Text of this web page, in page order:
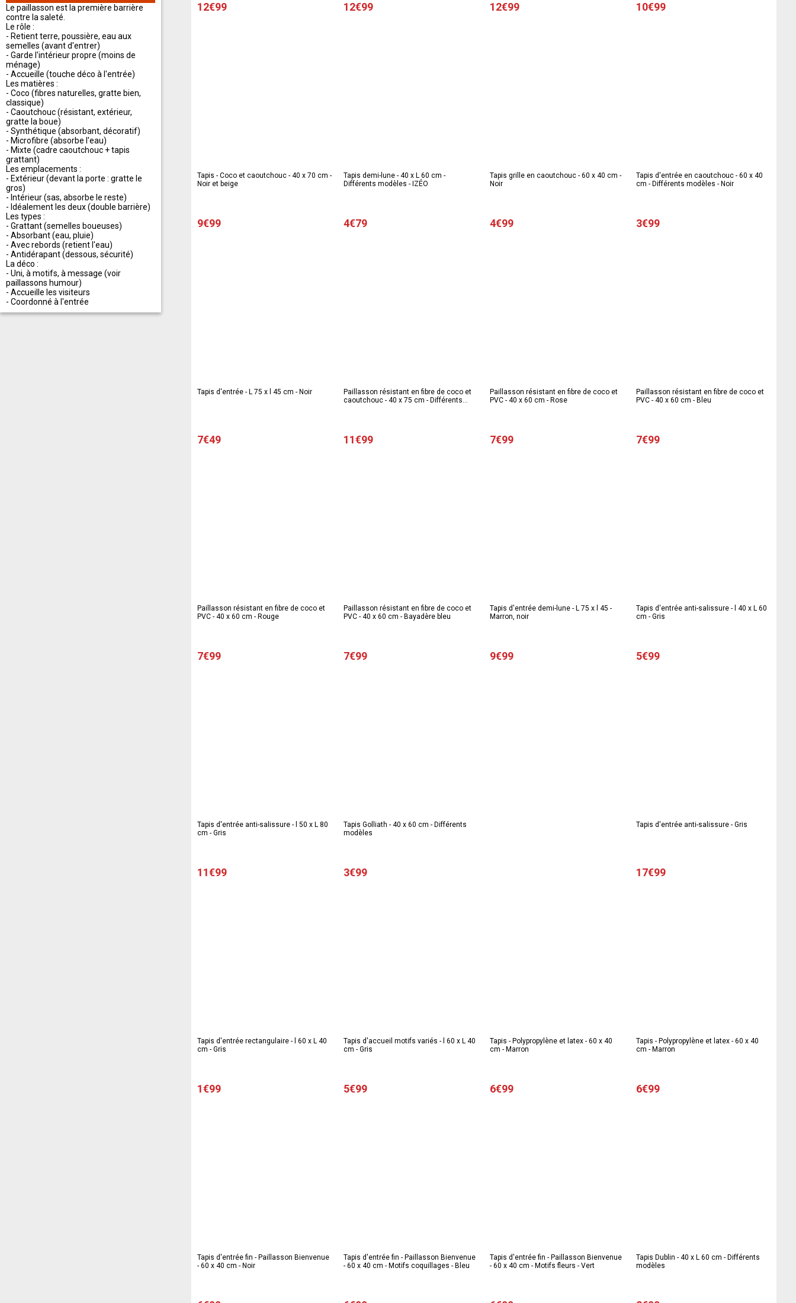
Le paillasson est la première barrière
contre la saleté.
Le rôle :
- Retient terre, poussière, eau aux
semelles (avant d'entrer)
- Garde l'intérieur propre (moins de
ménage)
- Accueille (touche déco à l'entrée)
Les matières :
- Coco (fibres naturelles, gratte bien,
classique)
- Caoutchouc (résistant, extérieur,
gratte la boue)
- Synthétique (absorbant, décoratif)
- Microfibre (absorbe l'eau)
- Mixte (cadre caoutchouc + tapis
grattant)
Les emplacements :
- Extérieur (devant la porte : gratte le
gros)
- Intérieur (sas, absorbe le reste)
- Idéalement les deux (double barrière)
Les types :
- Grattant (semelles boueuses)
- Absorbant (eau, pluie)
- Avec rebords (retient l'eau)
- Antidérapant (dessous, sécurité)
La déco :
- Uni, à motifs, à message (voir
paillassons humour)
- Accueille les visiteurs
- Coordonné à l'entrée
12€99 12€99 12€99 10€99
Tapis - Coco et caoutchouc - 40 x 70 cm -
Noir et beige
9€99
Tapis demi-lune - 40 x L 60 cm -
Différents modèles - IZÉO
4€79
Tapis grille en caoutchouc - 60 x 40 cm -
Noir
4€99
Tapis d'entrée en caoutchouc - 60 x 40
cm - Différents modèles - Noir
3€99
Tapis d'entrée - L 75 x l 45 cm - Noir
7€49
Paillasson résistant en fibre de coco et
caoutchouc - 40 x 75 cm - Différents
11€99
Paillasson résistant en fibre de coco et
PVC - 40 x 60 cm - Rose
7€99
Paillasson résistant en fibre de coco et
PVC - 40 x 60 cm - Bleu
7€99
Paillasson résistant en fibre de coco et
PVC - 40 x 60 cm - Rouge
7€99
Paillasson résistant en fibre de coco et
PVC - 40 x 60 cm - Bayadère bleu
7€99
Tapis d'entrée demi-lune - L 75 x l 45 -
Marron, noir
9€99
Tapis d'entrée anti-salissure - l 40 x L 60
cm - Gris
5€99
Tapis d'entrée anti-salissure - l 50 x L 80
cm - Gris
11€99
Tapis Golliath - 40 x 60 cm - Différents
modèles
3€99
Tapis d'entrée anti-salissure - Gris
17€99
Tapis d'entrée rectangulaire - l 60 x L 40
cm - Gris
1€99
Tapis d'accueil motifs variés - l 60 x L 40
cm - Gris
5€99
Tapis - Polypropylène et latex - 60 x 40
cm - Marron
6€99
Tapis - Polypropylène et latex - 60 x 40
cm - Marron
6€99
Tapis d'entrée fin - Paillasson Bienvenue
- 60 x 40 cm - Noir
Tapis d'entrée fin - Paillasson Bienvenue
- 60 x 40 cm - Motifs coquillages - Bleu
Tapis d'entrée fin - Paillasson Bienvenue
- 60 x 40 cm - Motifs fleurs - Vert
Tapis Dublin - 40 x L 60 cm - Différents
modèles